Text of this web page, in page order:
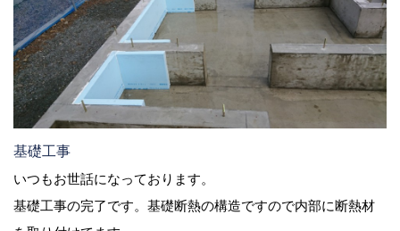
基礎工事
いつもお世話になっております。
基礎工事の完了です。基礎断熱の構造ですので内部に断熱材